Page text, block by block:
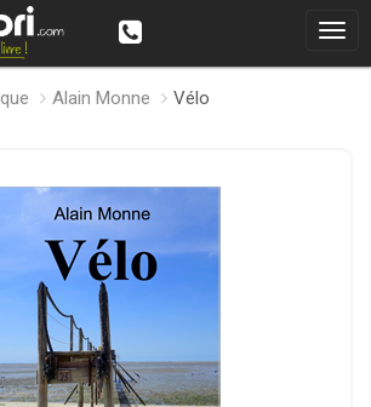
Alain Monne Vélo